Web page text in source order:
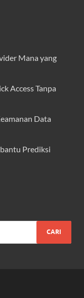
Mana yang
Access Tanpa
Data
Prediksi